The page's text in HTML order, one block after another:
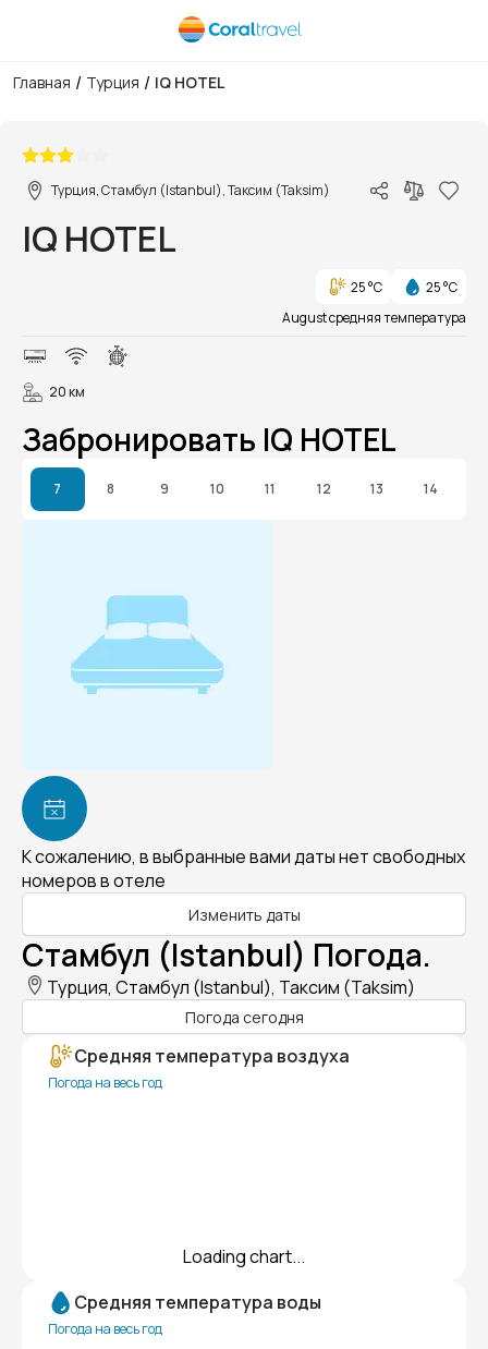
Главная / Турция / IQ HOTEL
Турция, Стамбул (Istanbul), Таксим (Taksim)
IQ HOTEL
25 °C
25 °C
August средняя температура
20 км
Забронировать IQ HOTEL
7 8 9 10 11 12 13 14
К сожалению, в выбранные вами даты нет свободных
номеров в отеле
Изменить даты
Стамбул (Istanbul) Погода.
Турция, Стамбул (Istanbul), Таксим (Taksim)
Погода сегодня
Средняя температура воздуха
Погода на весь год
Loading chart...
Средняя температура воды
Погода на весь год